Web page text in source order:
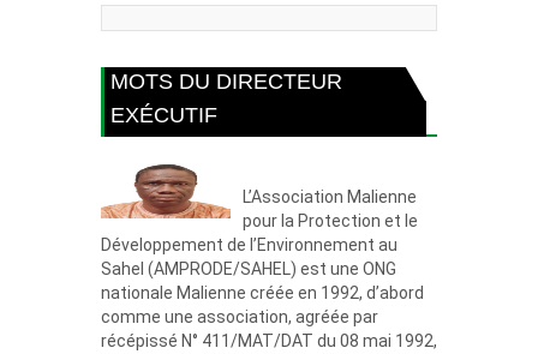
MOTS DU DIRECTEUR
EXÉCUTIF
L’Association Malienne
pour la Protection et le
Développement de l’Environnement au
Sahel (AMPRODE/SAHEL) est une ONG
nationale Malienne créée en 1992, d’abord
comme une association, agréée par
récépissé N° 411/MAT/DAT du 08 mai 1992,